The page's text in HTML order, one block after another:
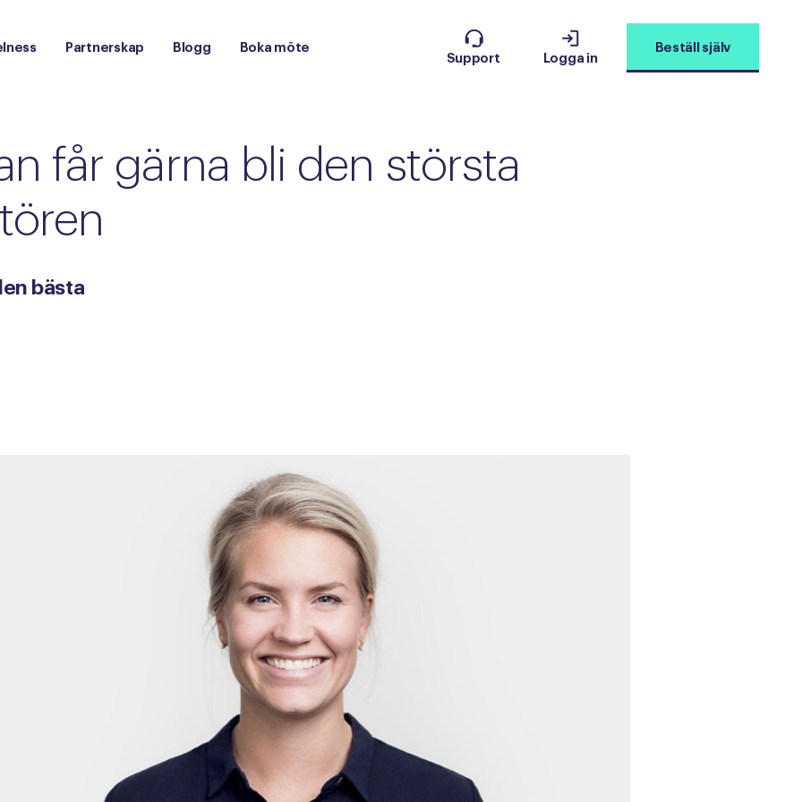
Partnerskap Blogg
Boka möte
Support
Logga in
Beställ själv
får gärna bli den största
bästa